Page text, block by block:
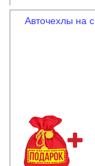
Авточехлы на